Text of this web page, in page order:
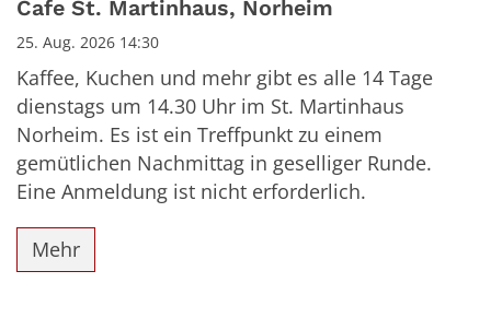
Cafe St. Martinhaus, Norheim
25. Aug. 2026 14:30
Kaffee, Kuchen und mehr gibt es alle 14 Tage
dienstags um 14.30 Uhr im St. Martinhaus
Norheim. Es ist ein Treffpunkt zu einem
gemütlichen Nachmittag in geselliger Runde.
Eine Anmeldung ist nicht erforderlich.
Mehr